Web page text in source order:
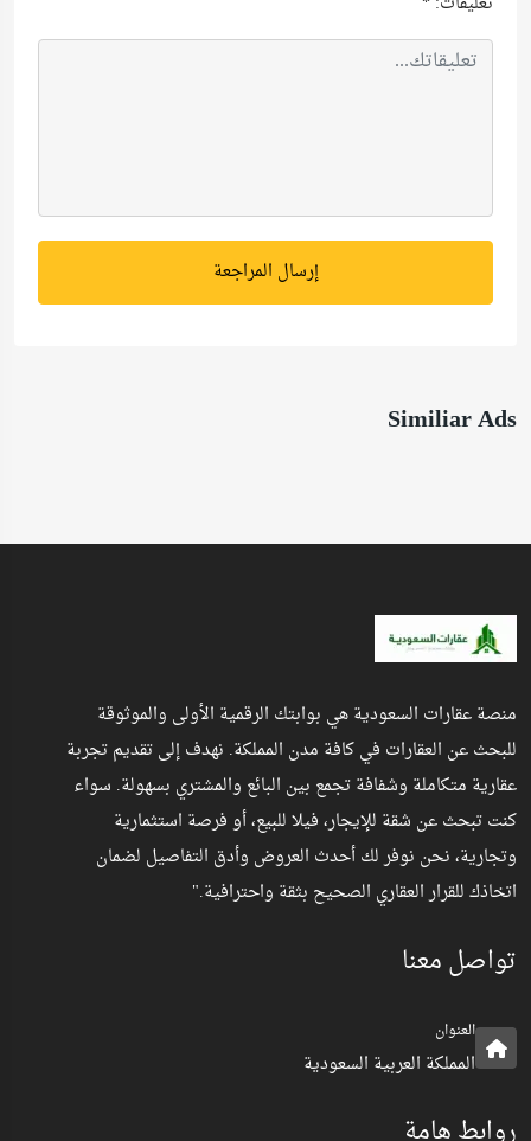
إرسال المراجعة
Similiar Ads
منصة عقارات السعودية هي بوابتك الرقمية الأولى والموثوقة
للبحث عن العقارات في كافة مدن المملكة. نهدف إلى تقديم تجربة
عقارية متكاملة وشفافة تجمع بين البائع والمشتري بسهولة. سواء
كنت تبحث عن شقة للإيجار، فيلا للبيع، أو فرصة استثمارية
وتجارية، نحن نوفر لك أحدث العروض وأدق التفاصيل لضمان
اتخاذك للقرار العقاري الصحيح بثقة واحترافية."
تواصل معنا
العنوان
المملكة العربية السعودية